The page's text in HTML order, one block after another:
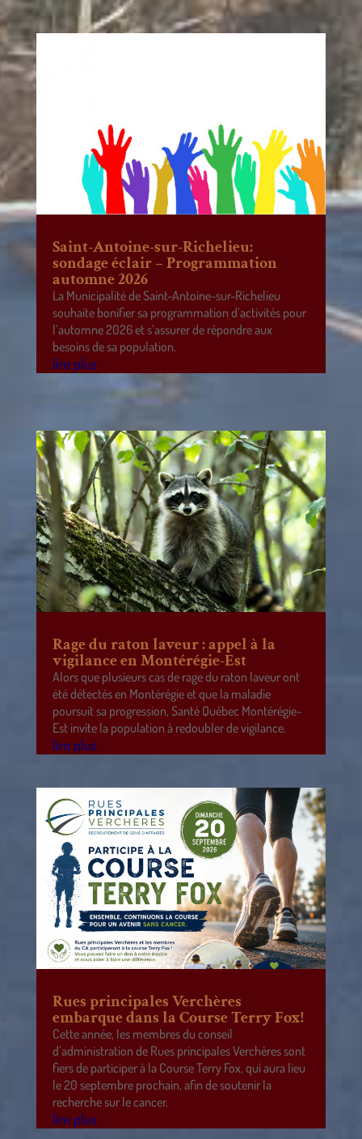
Saint-Antoine-sur-Richelieu:
sondage éclair – Programmation
automne 2026
La Municipalité de Saint-Antoine-sur-Richelieu
souhaite bonifier sa programmation d’activités pour
l’automne 2026 et s’assurer de répondre aux
besoins de sa population.
lire plus
Rage du raton laveur : appel à la
vigilance en Montérégie-Est
Alors que plusieurs cas de rage du raton laveur ont
été détectés en Montérégie et que la maladie
poursuit sa progression, Santé Québec Montérégie-
Est invite la population à redoubler de vigilance.
lire plus
Rues principales Verchères
embarque dans la Course Terry Fox!
Cette année, les membres du conseil
d’administration de Rues principales Verchères sont
fiers de participer à la Course Terry Fox, qui aura lieu
le 20 septembre prochain, afin de soutenir la
recherche sur le cancer.
lire plus